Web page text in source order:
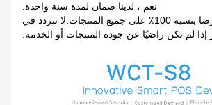
نعم ، لدينا ضمان لمدة سنة واحدة.
نقدم ضمان الرضا بنسبة 100٪ على جميع المنتجات.لا تتردد في
إذا لم تكن راضيًا عن جودة المنتجات أو الخدمة.